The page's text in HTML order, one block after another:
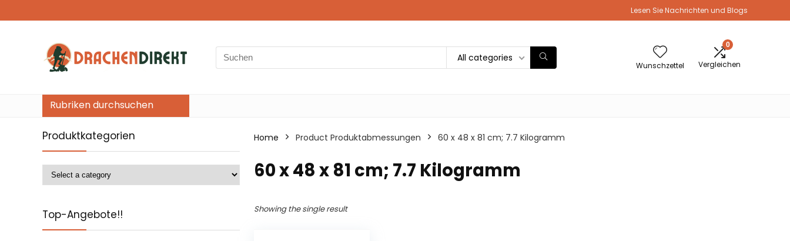
Lesen Sie Nachrichten und Blogs
Search
for:
All categories
Wunschzettel
0
Vergleichen
Rubriken durchsuchen
Produktkategorien
Top-Angebote!!
Home Product Produktabmessungen ‎60 x 48 x 81 cm; 7.7 Kilogramm
‎60 x 48 x 81 cm; 7.7 Kilogramm
Showing the single result